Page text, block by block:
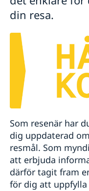
din resa.
Som resenär har
dig uppdaterad
resmål. Som
att erbjuda
därför tagit fram
för dig att